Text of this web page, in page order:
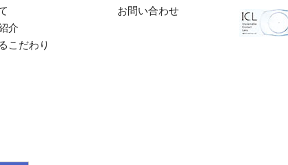
介
こだわり
お問い合わせ